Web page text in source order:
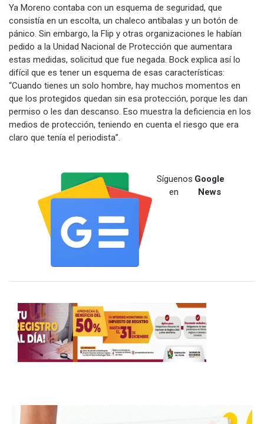
Ya Moreno contaba con un esquema de seguridad, que
consistía en un escolta, un chaleco antibalas y un botón de
pánico. Sin embargo, la Flip y otras organizaciones le habían
pedido a la Unidad Nacional de Protección que aumentara
estas medidas, solicitud que fue negada. Bock explica así lo
difícil que es tener un esquema de esas características:
“Cuando tienes un solo hombre, hay muchos momentos en
que los protegidos quedan sin esa protección, porque les dan
permiso o les dan descanso. Eso muestra la deficiencia en los
medios de protección, teniendo en cuenta el riesgo que era
claro que tenía el periodista”.
Síguenos
en
Google
News